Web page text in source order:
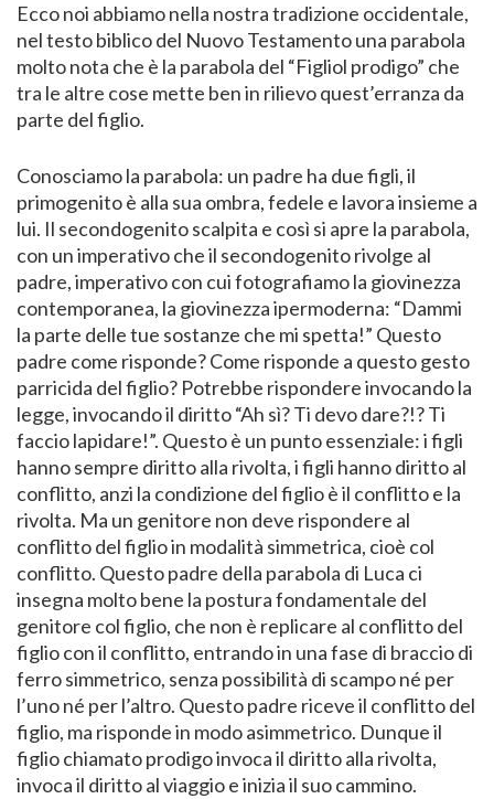
Ecco noi abbiamo nella nostra tradizione occidentale,
nel testo biblico del Nuovo Testamento una parabola
molto nota che è la parabola del “Figliol prodigo” che
tra le altre cose mette ben in rilievo quest’erranza da
parte del figlio.
Conosciamo la parabola: un padre ha due figli, il
primogenito è alla sua ombra, fedele e lavora insieme a
lui. Il secondogenito scalpita e così si apre la parabola,
con un imperativo che il secondogenito rivolge al
padre, imperativo con cui fotografiamo la giovinezza
contemporanea, la giovinezza ipermoderna: “Dammi
la parte delle tue sostanze che mi spetta!” Questo
padre come risponde? Come risponde a questo gesto
parricida del figlio? Potrebbe rispondere invocando la
legge, invocando il diritto “Ah sì? Ti devo dare?!? Ti
faccio lapidare!”. Questo è un punto essenziale: i figli
hanno sempre diritto alla rivolta, i figli hanno diritto al
conflitto, anzi la condizione del figlio è il conflitto e la
rivolta. Ma un genitore non deve rispondere al
conflitto del figlio in modalità simmetrica, cioè col
conflitto. Questo padre della parabola di Luca ci
insegna molto bene la postura fondamentale del
genitore col figlio, che non è replicare al conflitto del
figlio con il conflitto, entrando in una fase di braccio di
ferro simmetrico, senza possibilità di scampo né per
l’uno né per l’altro. Questo padre riceve il conflitto del
figlio, ma risponde in modo asimmetrico. Dunque il
figlio chiamato prodigo invoca il diritto alla rivolta,
invoca il diritto al viaggio e inizia il suo cammino.